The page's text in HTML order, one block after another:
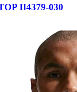
II4379-030